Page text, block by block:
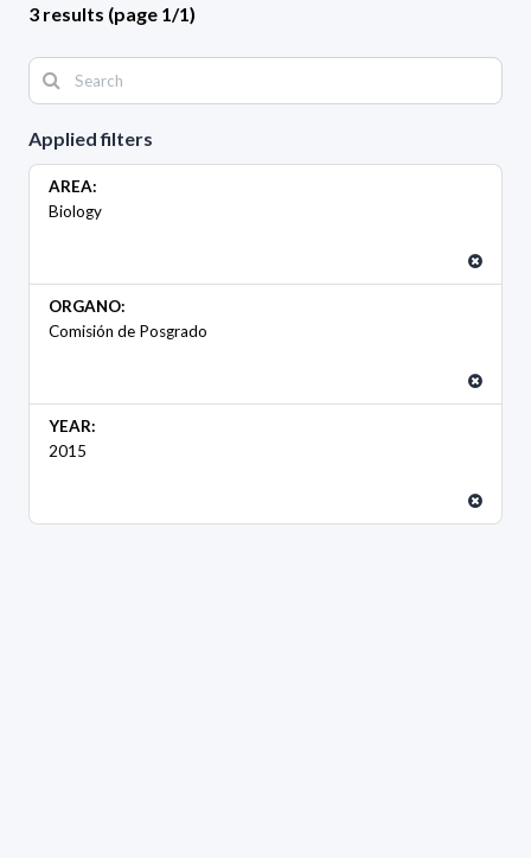
Applied filters
AREA:
Biology
ORGANO:
Comisión de Posgrado
YEAR:
2015
3 results (page 1/1)